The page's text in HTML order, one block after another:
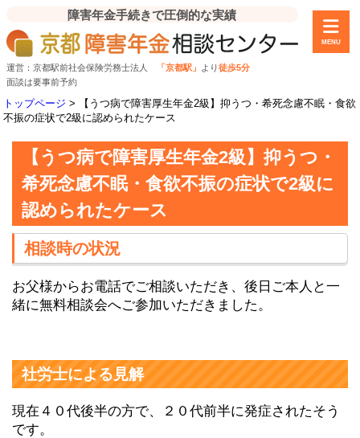
障害年金手続きで圧倒的な実績
運営：京都駅前社会保険労務士法人 「京都駅」 より徒歩5分
面談は要事前予約
MENU
トップページ >
【うつ病で障害厚生年金2級】抑うつ・希死念慮不眠・食欲
不振の症状で2級に認められたケース
【うつ病で障害厚生年金2級】抑うつ・
希死念慮不眠・食欲不振の症状で2級に
認められたケース
相談時の状況
お父様からお電話でご相談いただき、後日ご本人と一
緒に無料相談会へご参加いただきました。
社労士による見解
現在４０代後半の方で、２０代前半に発症されたそう
です。